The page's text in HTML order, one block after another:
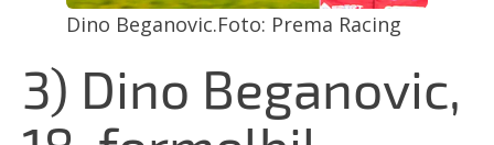
Dino Beganovic.Foto: Prema Racing
3) Dino Beganovic,